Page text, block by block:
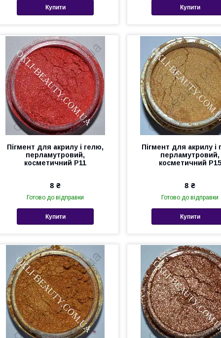
Купити Купити
Пігмент для акрилу і гелю,
перламутровий,
косметичний Р11
8 ₴
Готово до відправки
Купити
Пігмент для акрилу і
перламутровий,
косметичний Р15
8 ₴
Готово до відправки
Купити